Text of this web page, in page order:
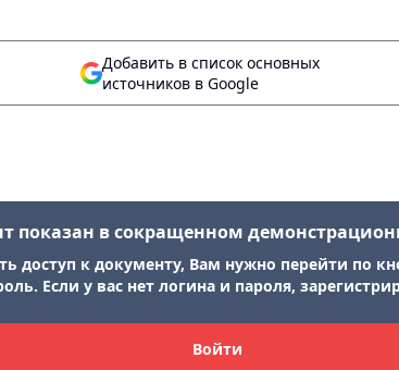
Добавить в список основных
источников в Google
показан в сокращенном
доступ к документу, Вам нужно перейти по
Если у вас нет логина и пароля,
Войти